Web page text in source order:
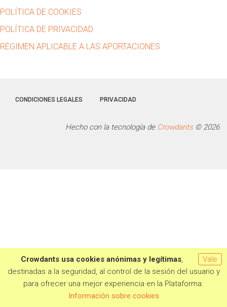
POLÍTICA DE COOKIES
POLÍTICA DE PRIVACIDAD
RÉGIMEN APLICABLE A LAS APORTACIONES
CONDICIONES LEGALES PRIVACIDAD
Hecho con la tecnología de Crowdants© 2026
Vale
Crowdants usa cookies anónimas y legítimas,
destinadas a la seguridad, al control de la sesión del usuario y
para ofrecer una mejor experiencia en la Plataforma.
Información sobre cookies